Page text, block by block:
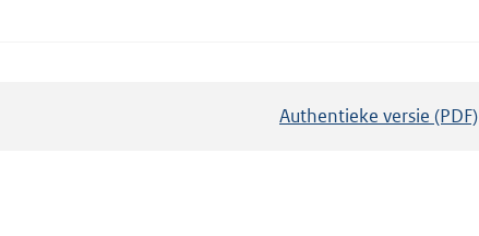
Authentieke versie (PDF)